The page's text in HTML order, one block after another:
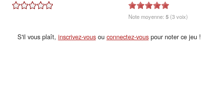
Note moyenne:5 (3 voix)
S'il vous plaît, inscrivez-vousou connectez-vouspour noter ce jeu !